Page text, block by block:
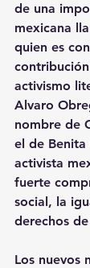
de una
mexicana
quien es
activismo
Alvaro
nombre de
el de Benita
activista
fuerte
social, la
derechos
Los nuevos